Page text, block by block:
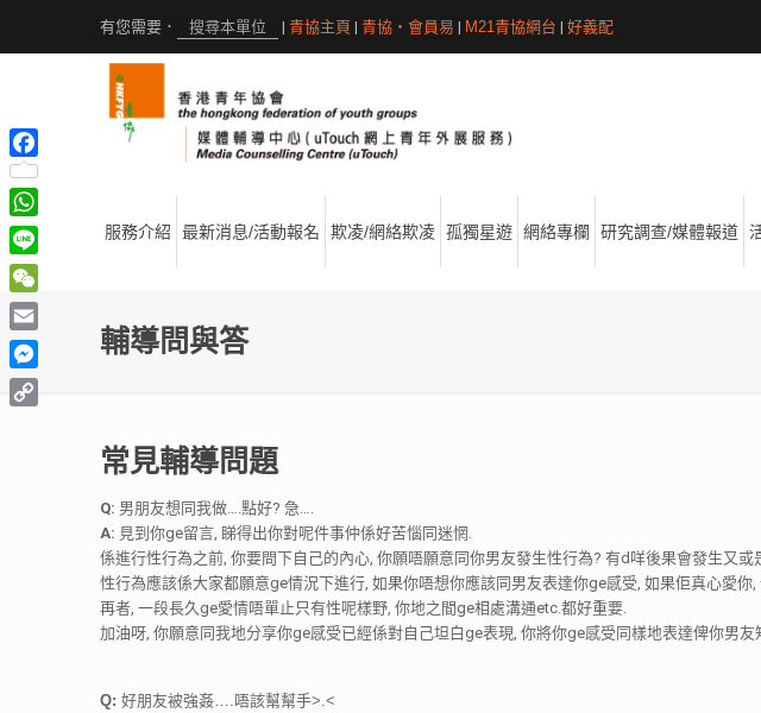
| 青協主頁 | 青協・會員易 | M21青協網台 | 好義配
服務介紹 最新消息/活動報名 欺凌/網絡欺凌 孤獨星遊 網絡專欄 研究調查/媒體報道
輔導問與答
常見輔導問題
Q: 男朋友想同我做….點好? 急….
A: 見到你ge留言, 睇得出你對呢件事仲係好苦惱同迷惘.
係進行性行為之前, 你要問下自己的內心, 你願唔願意同你男友發生性行為? 有d咩後果會發生又
性行為應該係大家都願意ge情況下進行, 如果你唔想你應該同男友表達你ge感受, 如果佢真心愛你
再者, 一段長久ge愛情唔單止只有性呢樣野, 你地之間ge相處溝通etc.都好重要.
加油呀, 你願意同我地分享你ge感受已經係對自己坦白ge表現, 你將你ge感受同樣地表達俾你男
Q: 好朋友被強姦….唔該幫幫手>.<
Facebook
WhatsApp
Line
WeChat
Email
Messenger